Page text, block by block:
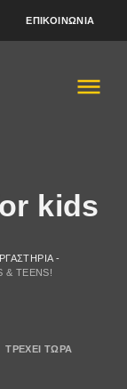
ΕΠΙΚΟΙΝΩΝΊΑ
kids
-
& TEENS!
ΤΡΈΧΕΙ ΤΏΡΑ